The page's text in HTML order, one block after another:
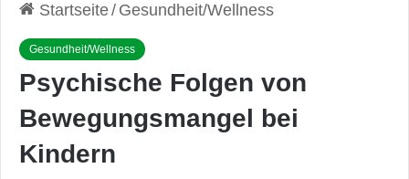
Startseite/ Gesundheit/Wellness
Gesundheit/Wellness
Psychische Folgen von
Bewegungsmangel bei
Kindern